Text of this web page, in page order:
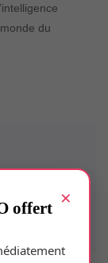
du
×
offert